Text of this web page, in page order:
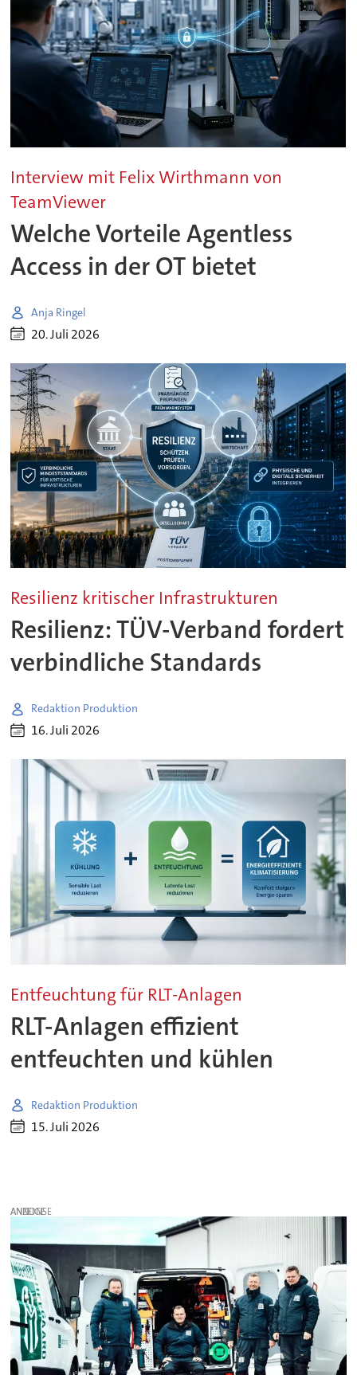
Interview mit Felix Wirthmann von
TeamViewer
Welche Vorteile Agentless
Access in der OT bietet
Anja Ringel
20. Juli 2026
Resilienz kritischer Infrastrukturen
Resilienz: TÜV-Verband fordert
verbindliche Standards
Redaktion Produktion
16. Juli 2026
Entfeuchtung für RLT-Anlagen
RLT-Anlagen effizient
entfeuchten und kühlen
Redaktion Produktion
15. Juli 2026
ANZEIGE